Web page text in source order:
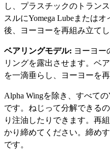
し、プラスチックのトラン
スルにYomega Lubeまたは
後、ヨーヨーを再組み立てし
ベアリングモデル: ヨーヨー
リングを露出させます。ベ
を一滴垂らし、ヨーヨーを
Alpha Wingを除き、すべて
です。ねじって分解できる
り注油したりできます。再
かり締めてください。締め
です。